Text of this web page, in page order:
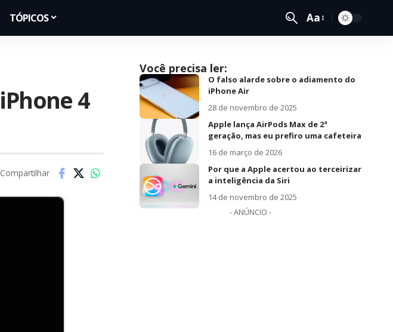
TÓPICOS Aa
4
Compartilhar
Você precisa ler:
O falso alarde sobre o adiamento do
iPhone Air
28 de novembro de 2025
Apple lança AirPods Max de 2ª
geração, mas eu prefiro uma cafeteira
16 de março de 2026
Por que a Apple acertou ao terceirizar
a inteligência da Siri
14 de novembro de 2025
- ANÚNCIO -